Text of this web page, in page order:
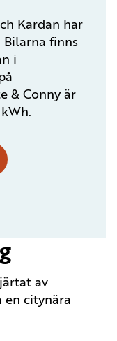
Kardan har
finns
i
& Conny är
av
en citynära